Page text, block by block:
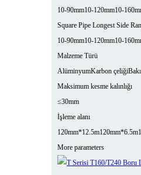
10-90mm10-120mm10-
Square Pipe Longest Side
10-90mm10-120mm10-
Malzeme Türü
AlüminyumKarbon çeliği
Maksimum kesme kalınlığı
≤30mm
İşleme alanı
120mm*12.5m120mm*6.5m
More parameters